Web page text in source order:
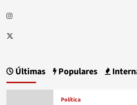
Instagram
Twitter
Últimas Populares
Política